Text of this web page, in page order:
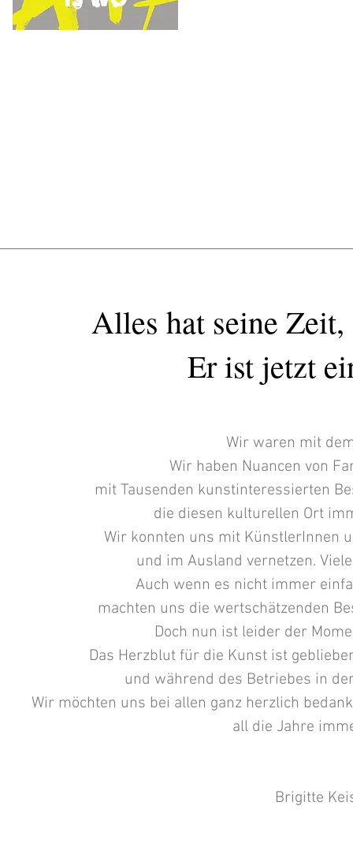
Alles hat seine Zeit,
Er ist jetzt
Wir waren mit
Wir haben Nuancen von
mit Tausenden kunstinteressierten
die diesen kulturellen Ort
Wir konnten uns mit KünstlerInnen
und im Ausland vernetzen.
Auch wenn es nicht immer
machten uns die wertschätzenden
Doch nun ist leider der
Das Herzblut für die Kunst ist
und während des Betriebes in
Wir möchten uns bei allen ganz herzlich
all die Jahre
Brigitte